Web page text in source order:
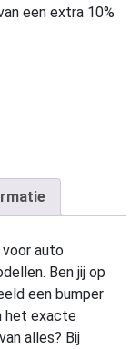
een extra 10%
auto
Ben jij op
een bumper
het exacte
alles? Bij